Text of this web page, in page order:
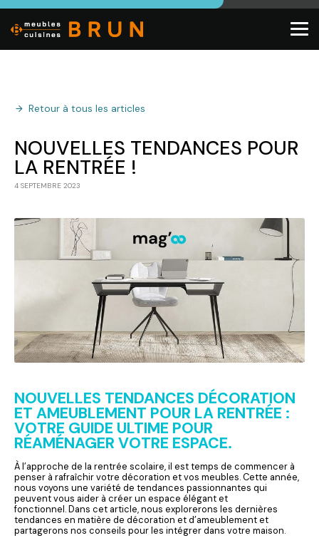
Retour à tous les articles
NOUVELLES TENDANCES POUR
LA RENTRÉE !
4 SEPTEMBRE 2023
NOUVELLES TENDANCES DÉCORATION
ET AMEUBLEMENT POUR LA RENTRÉE :
VOTRE GUIDE ULTIME POUR
RÉAMÉNAGER VOTRE ESPACE.
À l’approche de la rentrée scolaire, il est temps de commencer à
penser à rafraîchir votre décoration et vos meubles. Cette année,
nous voyons une variété de tendances passionnantes qui
peuvent vous aider à créer un espace élégant et
fonctionnel. Dans cet article, nous explorerons les dernières
tendances en matière de décoration et d’ameublement et
partagerons nos conseils pour les intégrer dans votre maison.